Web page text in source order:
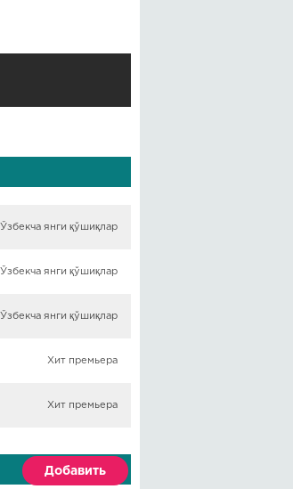
Ўзбекча янги қўшиқлар
Ўзбекча янги қўшиқлар
Ўзбекча янги қўшиқлар
Хит премьера
Хит премьера
Добавить